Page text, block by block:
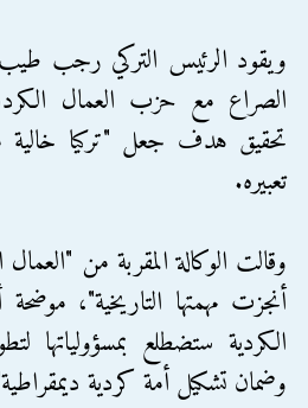
ويقود الرئيس التركي رجب
الصراع مع حزب العمال
تحقيق هدف جعل "تركيا
تعبيره.
وقالت الوكالة المقربة من "العمال
أنجزت مهمتها التاريخية"،
الكردية ستضطلع بمسؤولياتها
وضمان تشكيل أمة كردية